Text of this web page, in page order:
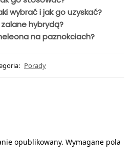
wybrać i jak go uzyskać?
hybrydą?
na paznokciach?
Porady
opublikowany. Wymagane pola